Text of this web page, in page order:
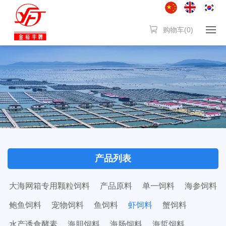
购物车(0)
产品列表
大海网箱专用颗粒饲料 产品原料 单一饲料 海参饲料
鲍鱼饲料 宠物饲料 鱼饲料 虾饲料 蟹饲料